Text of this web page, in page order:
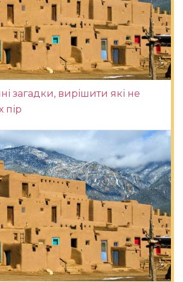
загадки, вирішити які не
пір